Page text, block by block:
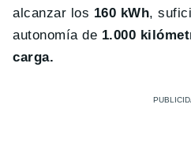
alcanzar los 160 kWh,
autonomía de 1.000
carga.